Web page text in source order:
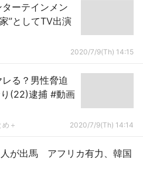
ーテインメン
”としてTV出演
2020/7/9(Th) 14:15
る？男性脅迫
(22)逮捕 #動画
＋ 2020/7/9(Th) 14:14
が出馬 アフリカ有力、韓国